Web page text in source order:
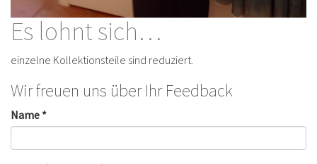
Es lohnt sich…
einzelne Kollektionsteile sind reduziert.
Wir freuen uns über Ihr Feedback
Name *